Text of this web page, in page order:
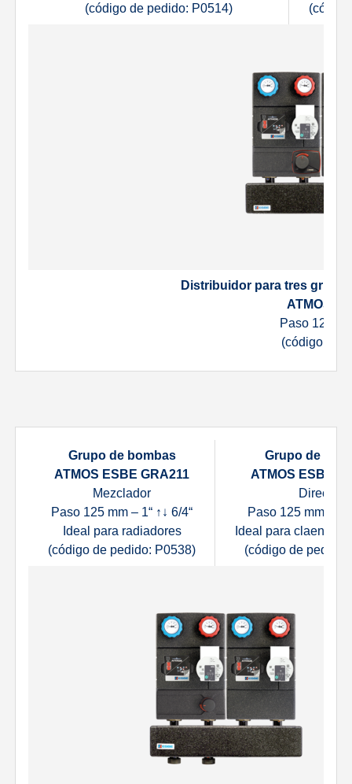
(código de pedido: P0514)
Distribuidor para tres
ATMOS
Paso 125
(código de
Grupo de bombas
ATMOS ESBE GRA211
Mezclador
Paso 125 mm – 1“ ↑↓ 6/4“
Ideal para radiadores
(código de pedido: P0538)
Grupo de
ATMOS ESBE
Directa
Paso 125 mm – 1“
Ideal para
(código de pedido: